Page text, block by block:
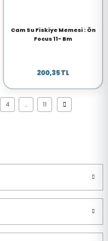
Cam Su Fiskiye Memesi : Ön
Focus 11- Bm
200,35 TL
4 .. 11